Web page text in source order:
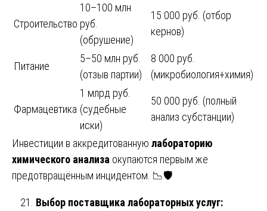
Строительство
10–100 млн
руб.
(обрушение)
15 000 руб. (отбор
кернов)
Питание
5–50 млн руб.
(отзыв партии)
8 000 руб.
(микробиология+химия)
Фармацевтика
1 млрд руб.
(судебные
иски)
50 000 руб. (полный
анализ субстанции)
Инвестиции в аккредитованную лабораторию
химического анализа окупаются первым же
предотвращённым инцидентом. 📉🛡️
Выбор поставщика лабораторных услуг: